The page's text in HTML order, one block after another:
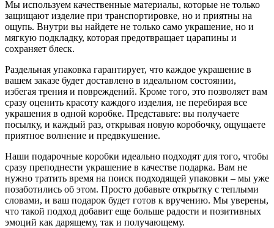
Мы используем качественные материалы, которые не только
защищают изделие при транспортировке, но и приятны на
ощупь. Внутри вы найдете не только само украшение, но и
мягкую подкладку, которая предотвращает царапины и
сохраняет блеск.
Раздельная упаковка гарантирует, что каждое украшение в
вашем заказе будет доставлено в идеальном состоянии,
избегая трения и повреждений. Кроме того, это позволяет вам
сразу оценить красоту каждого изделия, не перебирая все
украшения в одной коробке. Представьте: вы получаете
посылку, и каждый раз, открывая новую коробочку, ощущаете
приятное волнение и предвкушение.
Наши подарочные коробки идеально подходят для того, чтобы
сразу преподнести украшение в качестве подарка. Вам не
нужно тратить время на поиск подходящей упаковки – мы уже
позаботились об этом. Просто добавьте открытку с теплыми
словами, и ваш подарок будет готов к вручению. Мы уверены,
что такой подход добавит еще больше радости и позитивных
эмоций как дарящему, так и получающему.